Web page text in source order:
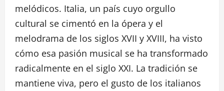
melódicos. Italia, un país cuyo orgullo
cultural se cimentó en la ópera y el
melodrama de los siglos XVII y XVIII, ha visto
cómo esa pasión musical se ha transformado
radicalmente en el siglo XXI. La tradición se
mantiene viva, pero el gusto de los italianos